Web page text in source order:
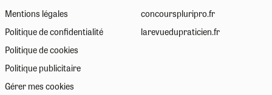
Mentions légales
Politique de confidentialité
Politique de cookies
Politique publicitaire
Gérer mes cookies
concourspluripro.fr
larevuedupraticien.fr